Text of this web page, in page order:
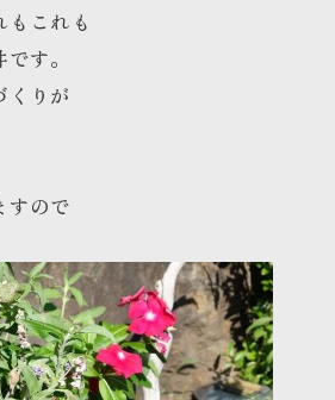
もこれも
す。
くりが
すので